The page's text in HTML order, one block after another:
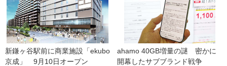
新鎌ヶ谷駅前に商業施設「ekubo
京成」　9月10日オープン
ahamo 40GB増量の謎　密かに
開幕したサブブランド戦争